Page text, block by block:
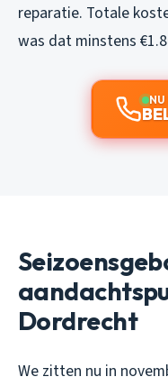
reparatie. Totale
was dat minstens
NU
Dordrecht
We zitten nu in